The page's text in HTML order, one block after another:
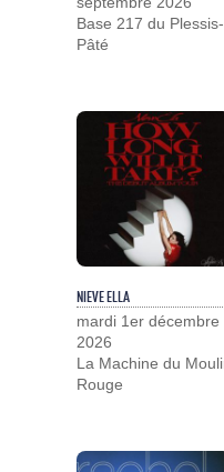
Base 217 du Plessis-
Pâté
NIEVE ELLA
mardi 1er décembre
2026
La Machine du
Rouge